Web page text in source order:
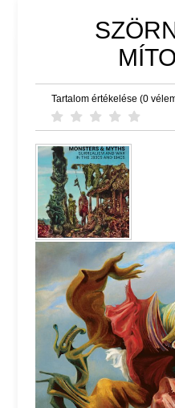
Tartalom értékelése (0